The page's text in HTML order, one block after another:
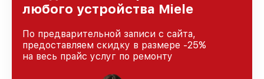
любого устройства Miele
По предварительной записи с сайта,
предоставляем скидку в размере -25%
на весь прайс услуг по ремонту